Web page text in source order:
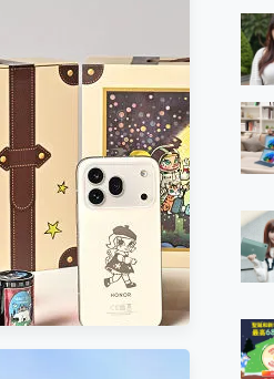
最會吸的行動電源 開箱 評測
利浦氣炸鍋
是智商稅嗎?
，專案價最低 NT$0 起
，攜手味全龍進駐大巨蛋萬人盛典
內這裡玩，第14屆索
意科學大賞玩具成果展